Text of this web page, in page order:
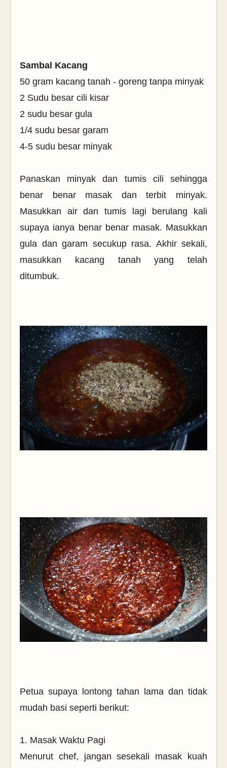
Sambal Kacang
50 gram kacang tanah - goreng tanpa minyak
2 Sudu besar cili kisar
2 sudu besar gula
1/4 sudu besar garam
4-5 sudu besar minyak
Panaskan minyak dan tumis cili sehingga
benar benar masak dan terbit minyak.
Masukkan air dan tumis lagi berulang kali
supaya ianya benar benar masak. Masukkan
gula dan garam secukup rasa. Akhir sekali,
masukkan kacang tanah yang telah
ditumbuk.
Petua supaya lontong tahan lama dan tidak
mudah basi seperti berikut:
1. Masak Waktu Pagi
Menurut chef, jangan sesekali masak kuah